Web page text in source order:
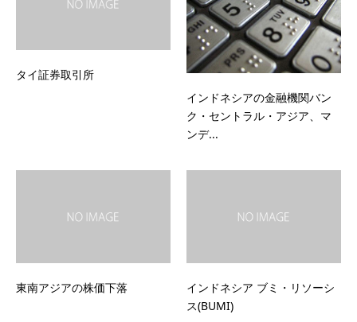
タイ証券取引所
インドネシアの金融機関バン
ク・セントラル・アジア、マ
ンデ...
東南アジアの株価下落
インドネシア ブミ・リソーシ
ス(BUMI)